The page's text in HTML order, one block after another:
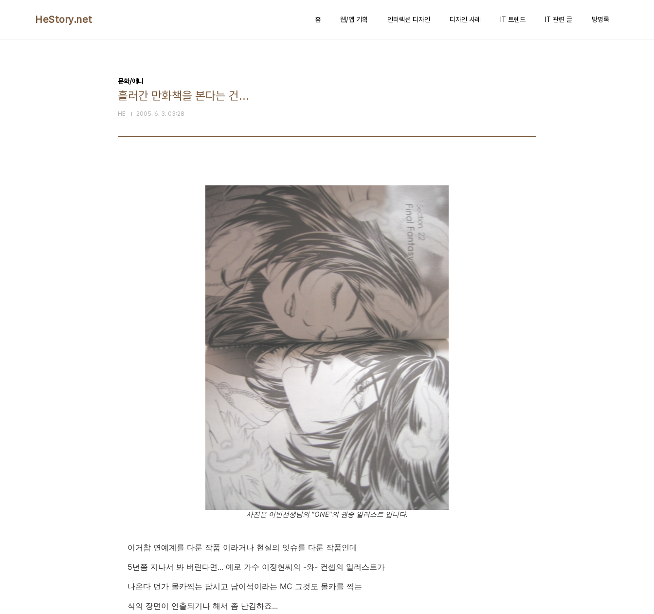
HeStory.net 홈 웹/앱 기획 인터렉션 디자인 디자인 사례 IT 트렌드 IT 관련 글 방명록
문화/애니
흘러간 만화책을 본다는 건...
HE 2005. 6. 3. 03:28
사진은 이빈선생님의 "ONE"의 권중 일러스트 입니다.
이거참 연예계를 다룬 작품 이라거나 현실의 잇슈를 다룬 작품인데
5년쯤 지나서 봐 버린다면... 예로 가수 이정현씨의 -와- 컨셉의 일러스트가
나온다 던가 몰카찍는 답시고 남이석이라는 MC 그것도 몰카를 찍는
식의 장면이 연출되거나 해서 좀 난감하죠...